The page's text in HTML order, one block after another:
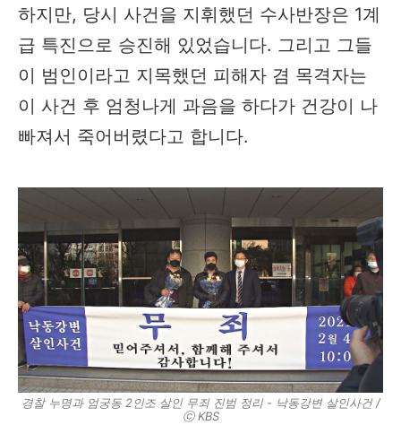
하지만, 당시 사건을 지휘했던 수사반장은 1계
급 특진으로 승진해 있었습니다. 그리고 그들
이 범인이라고 지목했던 피해자 겸 목격자는
이 사건 후 엄청나게 과음을 하다가 건강이 나
빠져서 죽어버렸다고 합니다.
경찰 누명과 엄궁동 2인조 살인 무죄 진범 정리 - 낙동강변 살인사건 /
ⓒ KBS